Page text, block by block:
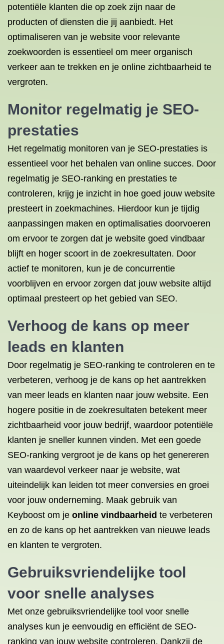
potentiële klanten die op zoek zijn naar de
producten of diensten die jij aanbiedt. Het
optimaliseren van je website voor relevante
zoekwoorden is essentieel om meer organisch
verkeer aan te trekken en je online zichtbaarheid te
vergroten.
Monitor regelmatig je SEO-
prestaties
Het regelmatig monitoren van je SEO-prestaties is
essentieel voor het behalen van online succes. Door
regelmatig je SEO-ranking en prestaties te
controleren, krijg je inzicht in hoe goed jouw website
presteert in zoekmachines. Hierdoor kun je tijdig
aanpassingen maken en optimalisaties doorvoeren
om ervoor te zorgen dat je website goed vindbaar
blijft en hoger scoort in de zoekresultaten. Door
actief te monitoren, kun je de concurrentie
voorblijven en ervoor zorgen dat jouw website altijd
optimaal presteert op het gebied van SEO.
Verhoog de kans op meer
leads en klanten
Door regelmatig je SEO-ranking te controleren en te
verbeteren, verhoog je de kans op het aantrekken
van meer leads en klanten naar jouw website. Een
hogere positie in de zoekresultaten betekent meer
zichtbaarheid voor jouw bedrijf, waardoor potentiële
klanten je sneller kunnen vinden. Met een goede
SEO-ranking vergroot je de kans op het genereren
van waardevol verkeer naar je website, wat
uiteindelijk kan leiden tot meer conversies en groei
voor jouw onderneming. Maak gebruik van
Keyboost om je online vindbaarheid te verbeteren
en zo de kans op het aantrekken van nieuwe leads
en klanten te vergroten.
Gebruiksvriendelijke tool
voor snelle analyses
Met onze gebruiksvriendelijke tool voor snelle
analyses kun je eenvoudig en efficiënt de SEO-
ranking van jouw website controleren. Dankzij de